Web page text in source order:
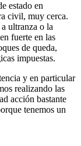
estado en
civil, muy cerca.
ultranza o la
fuerte en las
de queda,
impuestas.
y en particular
realizando las
acción bastante
tenemos un